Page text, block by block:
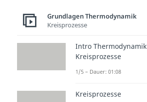
Grundlagen Thermodynamik
Kreisprozesse
Intro Thermodynamik
Kreisprozesse
1/5 – Dauer: 01:08
Kreisprozesse